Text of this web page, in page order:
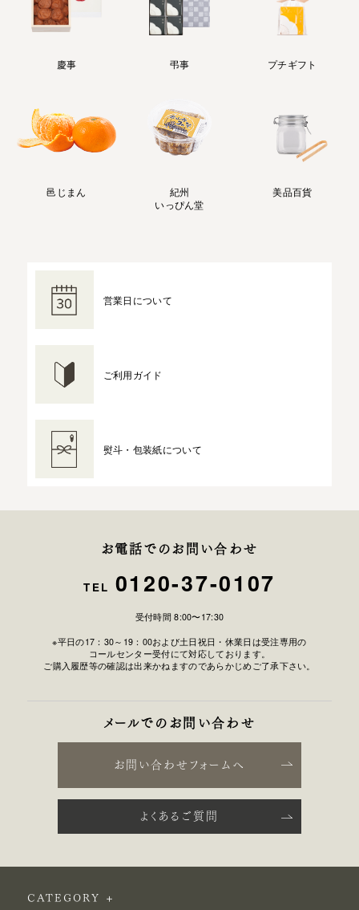
慶事 弔事 プチギフト
邑じまん
紀州
いっぴん堂
美品百貨
営業日について
ご利用ガイド
熨斗・包装紙について
お電話でのお問い合わせ
TEL 0120-37-0107
受付時間 8:00〜17:30
※平日の17：30～19：00および土日祝日・休業日は受注専用の
コールセンター受付にて対応しております。
ご購入履歴等の確認は出来かねますのであらかじめご了承下さい。
メールでのお問い合わせ
お問い合わせフォームへ
よくあるご質問
CATEGORY